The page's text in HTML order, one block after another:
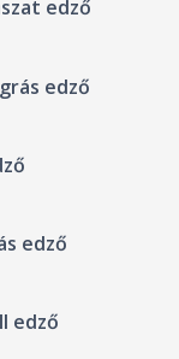
edző
edző
edző
edző